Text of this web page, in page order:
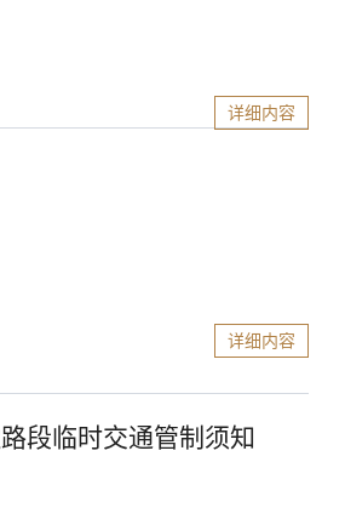
详细内容
详细内容
段临时交通管制须知